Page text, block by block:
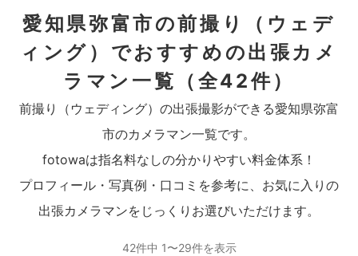
愛知県弥富市の前撮り（ウェデ
ィング）でおすすめの出張カメ
ラマン一覧
（全42件）
前撮り（ウェディング）の出張撮影ができる愛知県弥富
市のカメラマン一覧です。
fotowaは指名料なしの分かりやすい料金体系！
プロフィール・写真例・口コミを参考に、お気に入りの
出張カメラマンをじっくりお選びいただけます。
42件中 1〜29件を表示